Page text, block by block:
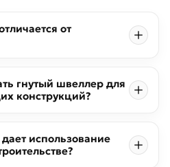
от
гнутый швеллер для
конструкций?
использование